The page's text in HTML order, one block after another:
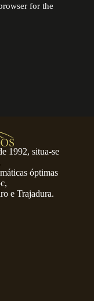
for the
1992, situa-se
óptimas
e Trajadura.